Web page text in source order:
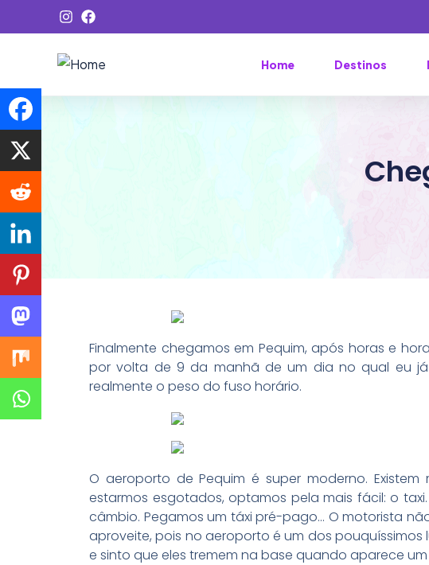
Home Destinos
Finalmente chegamos em Pequim, após horas e
por volta de 9 da manhã de um dia no qual eu já
realmente o peso do fuso horário.
O aeroporto de Pequim é super moderno.
estarmos esgotados, optamos pela mais fácil: o
câmbio. Pegamos um táxi pré-pago… O motorista
aproveite, pois no aeroporto é um dos
e sinto que eles tremem na base quando aparece